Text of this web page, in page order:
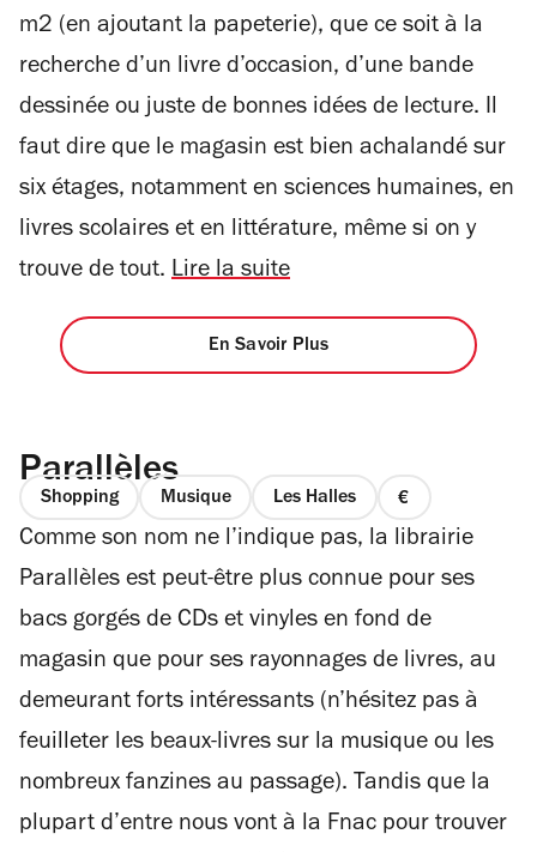
m2 (en ajoutant la papeterie), que ce soit à la
recherche d’un livre d’occasion, d’une bande
dessinée ou juste de bonnes idées de lecture. Il
faut dire que le magasin est bien achalandé sur
six étages, notamment en sciences humaines, en
livres scolaires et en littérature, même si on y
trouve de tout. Lire la suite
En Savoir Plus
Parallèles
Shopping Musique Les Halles
prix
1
Comme son nom ne l’indique pas, la librairie
Parallèles est peut-être plus connue pour ses
bacs gorgés de CDs et vinyles en fond de
magasin que pour ses rayonnages de livres, au
demeurant forts intéressants (n’hésitez pas à
feuilleter les beaux-livres sur la musique ou les
nombreux fanzines au passage). Tandis que la
plupart d’entre nous vont à la Fnac pour trouver